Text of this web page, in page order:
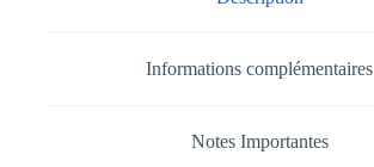
Informations complémentaires
Notes Importantes